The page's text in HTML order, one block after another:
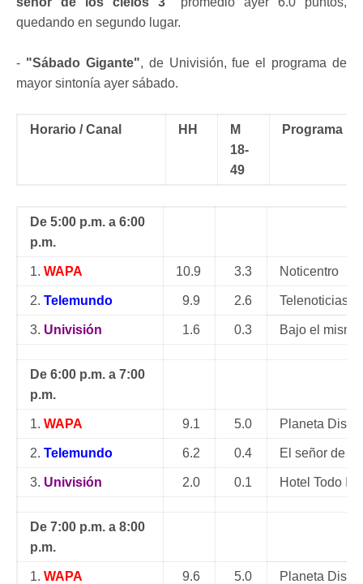
quedando en segundo lugar.
- "Sábado Gigante", de Univisión, fue el programa de
mayor sintonía ayer sábado.
Horario / Canal HH
M
18-
49
Programa
De 5:00 p.m. a 6:00
p.m.
1. WAPA 10.9 3.3 Noticentro
2. Telemundo 9.9 2.6 Telenoticias
3. Univisión 1.6 0.3 Bajo el
De 6:00 p.m. a 7:00
p.m.
1. WAPA 9.1 5.0 Planeta
2. Telemundo 6.2 0.4 El señor de
3. Univisión 2.0 0.1 Hotel Todo
De 7:00 p.m. a 8:00
p.m.
1. WAPA 9.6 5.0 Planeta